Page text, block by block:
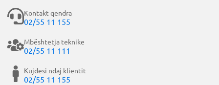
Kontakt qendra
02/55 11 155
Mbështetja teknike
02/55 11 111
Kujdesi ndaj klientit
02/55 11 155